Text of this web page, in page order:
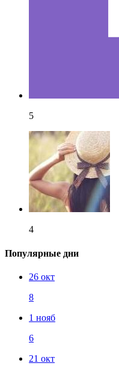
5
4
Популярные дни
26 окт
8
1 нояб
6
21 окт